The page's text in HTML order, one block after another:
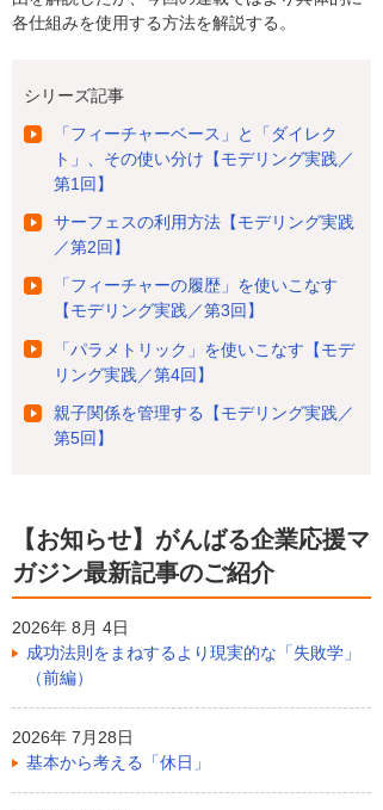
各仕組みを使用する方法を解説する。
シリーズ記事
「フィーチャーベース」と「ダイレク
ト」、その使い分け【モデリング実践／
第1回】
サーフェスの利用方法【モデリング実践
／第2回】
「フィーチャーの履歴」を使いこなす
【モデリング実践／第3回】
「パラメトリック」を使いこなす【モデ
リング実践／第4回】
親子関係を管理する【モデリング実践／
第5回】
【お知らせ】がんばる企業応援マ
ガジン最新記事のご紹介
2026年 8月 4日
成功法則をまねするより現実的な「失敗学」
（前編）
2026年 7月28日
基本から考える「休日」